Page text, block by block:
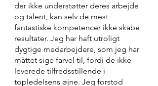
der ikke understøtter deres arbejde
og talent, kan selv de mest
fantastiske kompetencer ikke skabe
resultater. Jeg har haft utroligt
dygtige medarbejdere, som jeg har
måttet sige farvel til, fordi de ikke
leverede tilfredsstillende i
topledelsens øjne. Jeg forstod